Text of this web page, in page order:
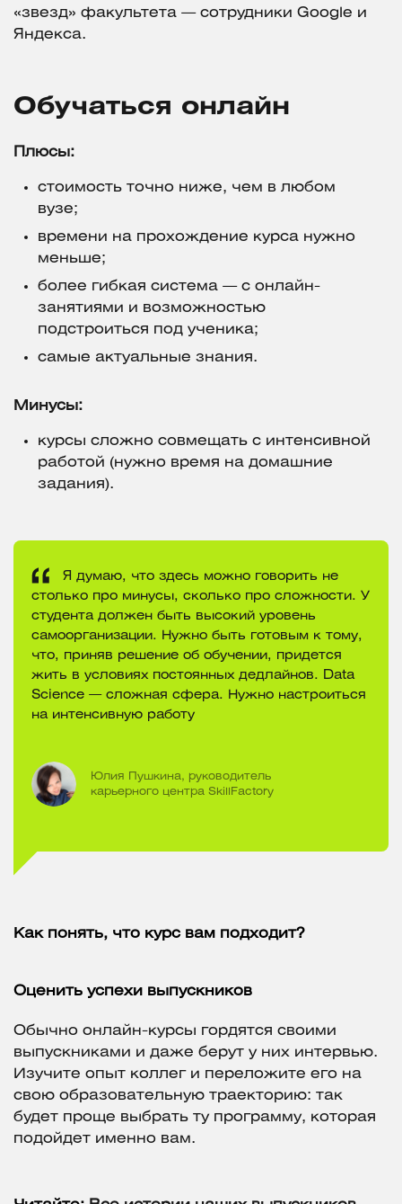
«звезд» факультета — сотрудники Google и
Яндекса.
Обучаться онлайн
Плюсы:
стоимость точно ниже, чем в любом
вузе;
времени на прохождение курса нужно
меньше;
более гибкая система — с онлайн-
занятиями и возможностью
подстроиться под ученика;
самые актуальные знания.
Минусы:
курсы сложно совмещать с интенсивной
работой (нужно время на домашние
задания).
Я думаю, что здесь можно говорить не
столько про минусы, сколько про сложности. У
студента должен быть высокий уровень
самоорганизации. Нужно быть готовым к тому,
что, приняв решение об обучении, придется
жить в условиях постоянных дедлайнов. Data
Science — сложная сфера. Нужно настроиться
на интенсивную работу
Юлия Пушкина, руководитель
карьерного центра SkillFactory
Как понять, что курс вам подходит?
Оценить успехи выпускников
Обычно онлайн-курсы гордятся своими
выпускниками и даже берут у них интервью.
Изучите опыт коллег и переложите его на
свою образовательную траекторию: так
будет проще выбрать ту программу, которая
подойдет именно вам.